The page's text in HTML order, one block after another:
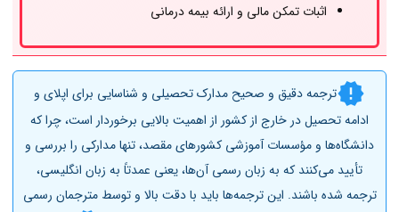
اثبات تمکن مالی و ارائه بیمه درمانی
ترجمه دقیق و صحیح مدارک تحصیلی و شناسایی برای اپلای و
ادامه تحصیل در خارج از کشور از اهمیت بالایی برخوردار است، چرا که
دانشگاه‌ها و مؤسسات آموزشی کشورهای مقصد، تنها مدارکی را بررسی و
تأیید می‌کنند که به زبان رسمی آن‌ها، یعنی عمدتاً به زبان انگلیسی،
ترجمه شده باشند. این ترجمه‌ها باید با دقت بالا و توسط مترجمان رسمی